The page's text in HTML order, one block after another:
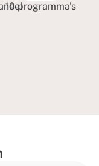
10 programma's